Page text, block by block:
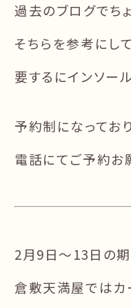
過去のブログでち
そちらを参考にし
要するにインソー
予約制になってお
電話にてご予約お
2月9日〜13日の
倉敷天満屋ではカ